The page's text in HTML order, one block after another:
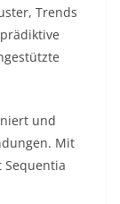
Trends
und
Mit